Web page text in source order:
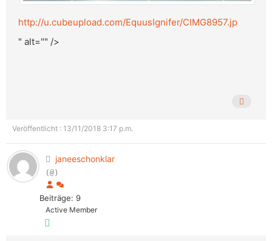
http://u.cubeupload.com/EquusIgnifer/CIMG8957.jp
" alt="" />
Veröffentlicht : 13/11/2018 3:17 p.m.
janeeschonklar
(@)
Beiträge: 9
Active Member